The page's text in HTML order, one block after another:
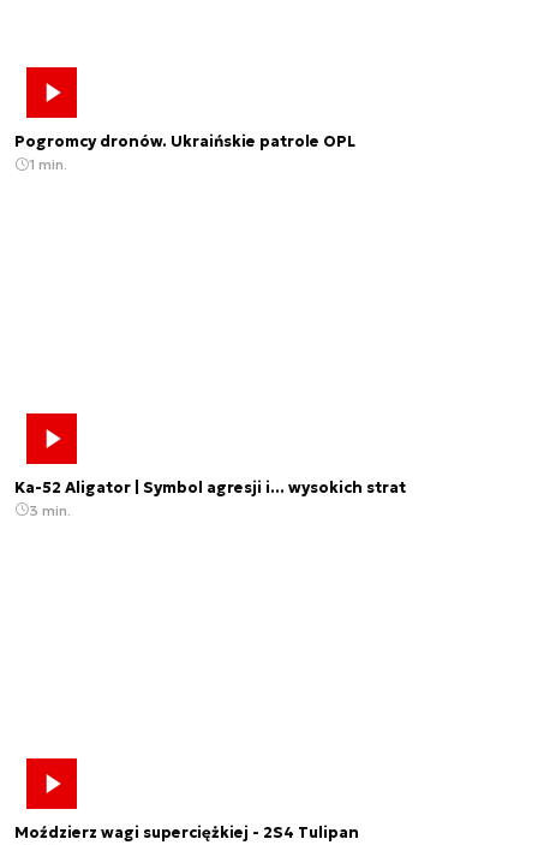
Pogromcy dronów. Ukraińskie patrole OPL
1 min.
Ka-52 Aligator | Symbol agresji i... wysokich strat
3 min.
Moździerz wagi superciężkiej - 2S4 Tulipan